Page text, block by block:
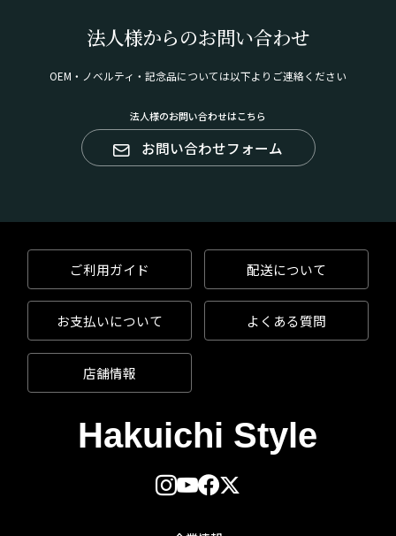
法人様からのお問い合わせ
OEM・ノベルティ・記念品については以下よりご連絡ください
法人様のお問い合わせはこちら
お問い合わせフォーム
ご利用ガイド 配送について
お支払いについて よくある質問
店舗情報